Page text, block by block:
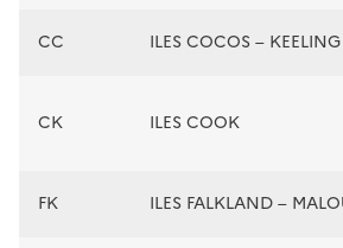
CC ILES COCOS –
CK ILES COOK
FK ILES FALKLAND –